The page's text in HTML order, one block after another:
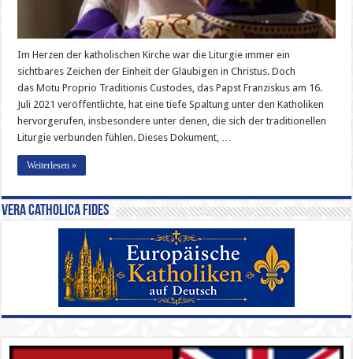
Im Herzen der katholischen Kirche war die Liturgie immer ein
sichtbares Zeichen der Einheit der Gläubigen in Christus. Doch
das Motu Proprio Traditionis Custodes, das Papst Franziskus am 16.
Juli 2021 veröffentlichte, hat eine tiefe Spaltung unter den Katholiken
hervorgerufen, insbesondere unter denen, die sich der traditionellen
Liturgie verbunden fühlen. Dieses Dokument, …
Weiterlesen »
Vera Catholica Fides